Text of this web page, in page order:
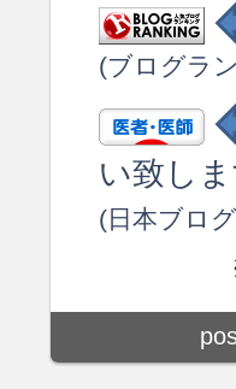
(ブログラ
い致しま
(日本ブロ